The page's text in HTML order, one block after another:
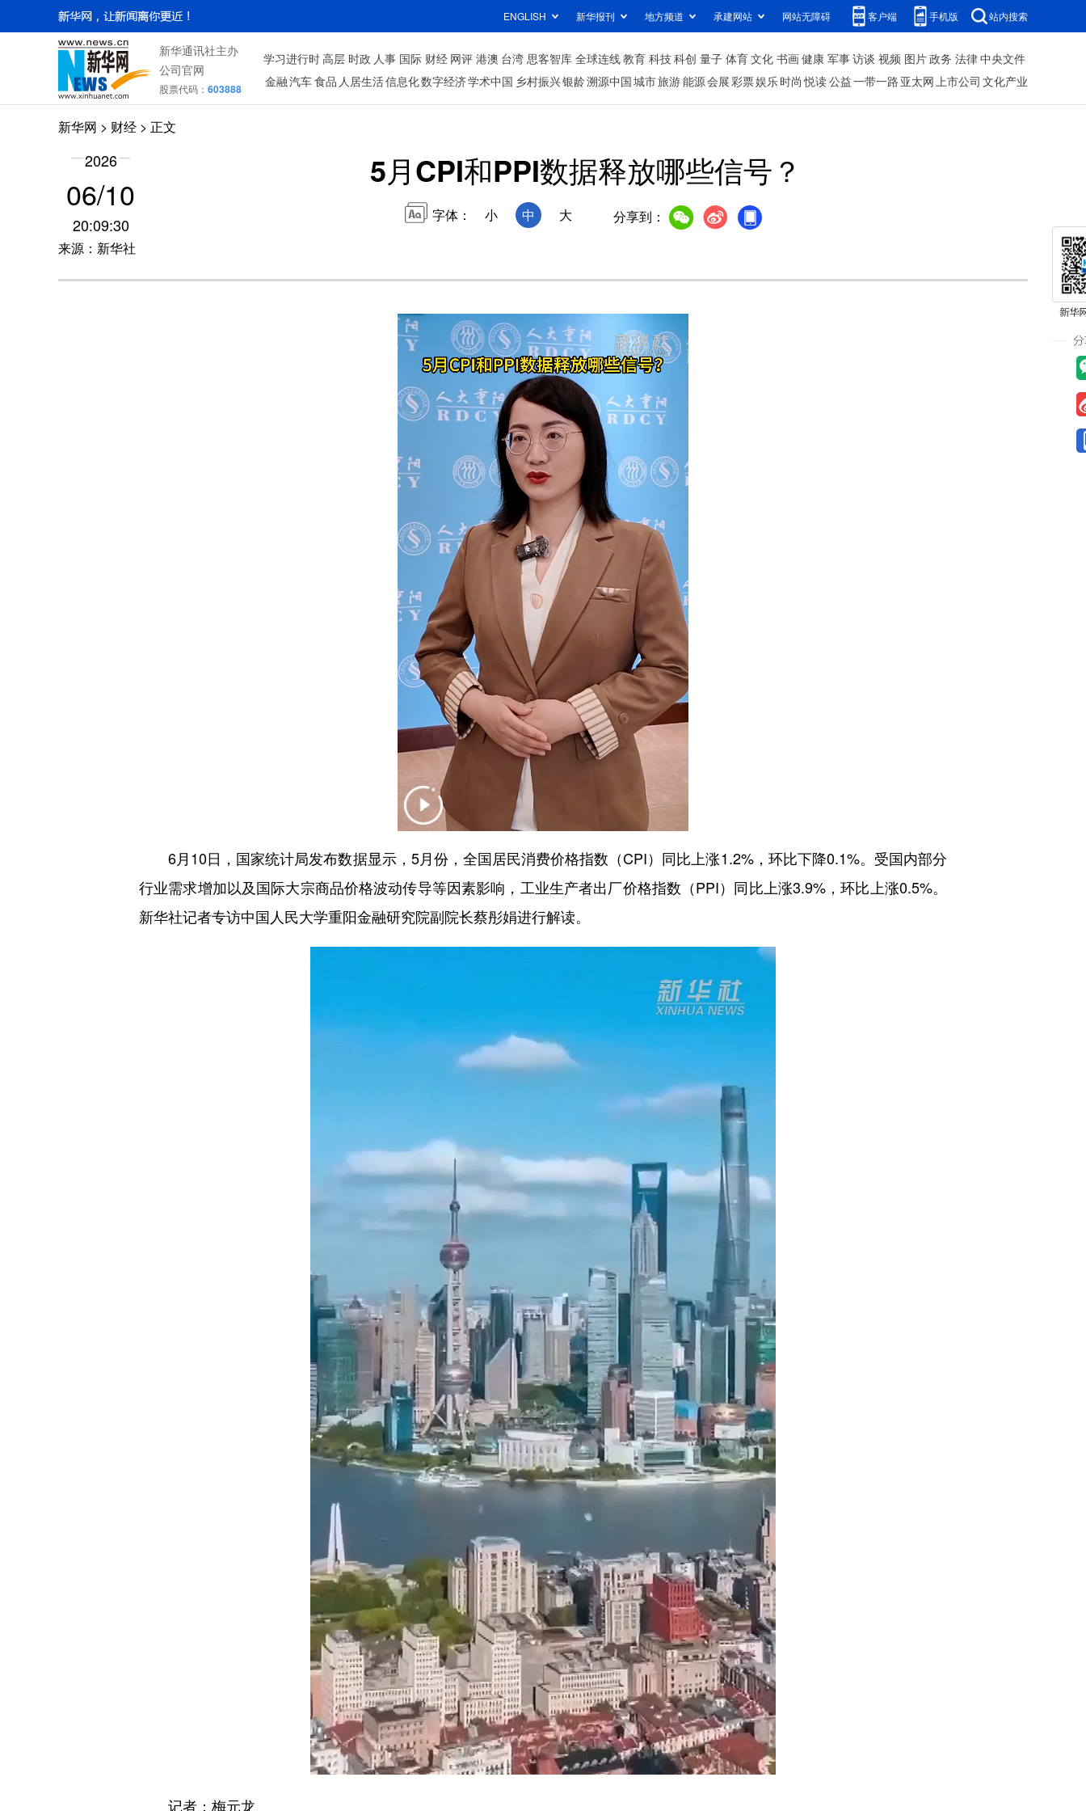
ENGLISH 新华报刊 地方频道 承建网站 网站无障碍 客户端 手机版 站内搜索
新华通讯社主办
公司官网
股票代码： 603888
学习进行时高层 时政 人事 国际 财经 网评 港澳 台湾 思客智库 全球连线教育 科技科创 量子 体育文化 书画健康 军事访谈 视频 图片政务 法律中央文件
金融汽车食品 人居生活信息化数字经济学术中国 乡村振兴银龄溯源中国城市旅游能源会展彩票娱乐时尚 悦读公益一带一路 亚太网上市公司 文化产业
新华网 > 财经 > 正文
2026
06/10
20:09:30
来源：新华社
5月CPI和PPI数据释放哪些信号？
字体： 小 中 大 分享到：
6月10日，国家统计局发布数据显示，5月份，全国居民消费价格指数（CPI）同比上涨1.2%，环比下降0.1%。受国内部分
行业需求增加以及国际大宗商品价格波动传导等因素影响，工业生产者出厂价格指数（PPI）同比上涨3.9%，环比上涨0.5%。
新华社记者专访中国人民大学重阳金融研究院副院长蔡彤娟进行解读。
记者：梅元龙